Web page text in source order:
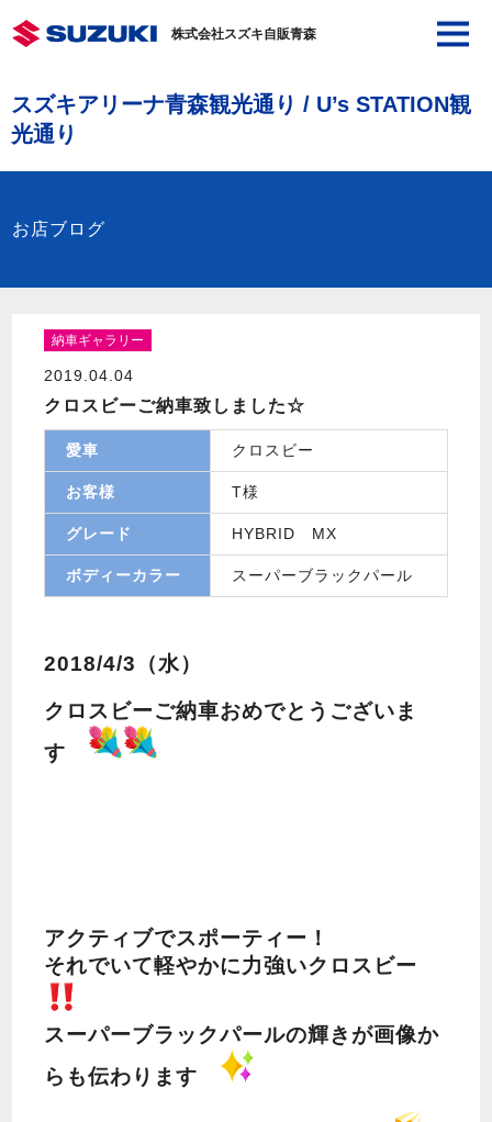
株式会社スズキ自販青森
スズキアリーナ青森観光通り / U’s STATION観
光通り
お店ブログ
納車ギャラリー
2019.04.04
クロスビーご納車致しました☆
愛車 クロスビー
お客様 T様
グレード HYBRID MX
ボディーカラー スーパーブラックパール
2018/4/3（水）
クロスビーご納車おめでとうございま
す
アクティブでスポーティー！
それでいて軽やかに力強いクロスビー
スーパーブラックパールの輝きが画像か
らも伝わります